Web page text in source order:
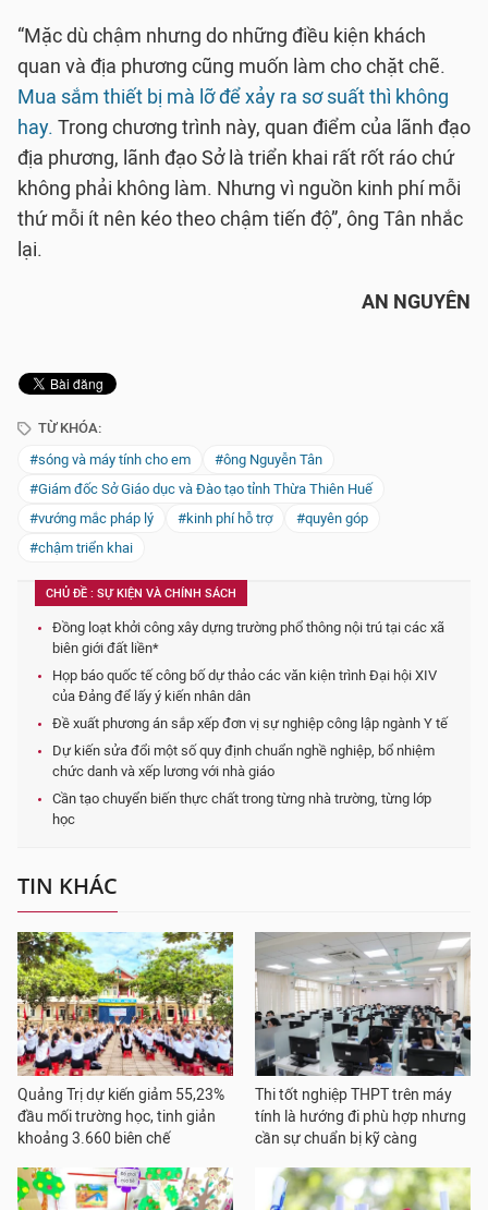
“Mặc dù chậm nhưng do những điều kiện khách
quan và địa phương cũng muốn làm cho chặt chẽ.
Mua sắm thiết bị mà lỡ để xảy ra sơ suất thì không
hay. Trong chương trình này, quan điểm của lãnh đạo
địa phương, lãnh đạo Sở là triển khai rất rốt ráo chứ
không phải không làm. Nhưng vì nguồn kinh phí mỗi
thứ mỗi ít nên kéo theo chậm tiến độ”, ông Tân nhắc
lại.
AN NGUYÊN
TỪ KHÓA:
#sóng và máy tính cho em
#ông Nguyễn Tân
#Giám đốc Sở Giáo dục và Đào tạo tỉnh Thừa Thiên Huế
#vướng mắc pháp lý
#kinh phí hỗ trợ
#quyên góp
#chậm triển khai
CHỦ ĐỀ : SỰ KIỆN VÀ CHÍNH SÁCH
Đồng loạt khởi công xây dựng trường phổ thông nội trú tại các xã
biên giới đất liền*
Họp báo quốc tế công bố dự thảo các văn kiện trình Đại hội XIV
của Đảng để lấy ý kiến nhân dân
Đề xuất phương án sắp xếp đơn vị sự nghiệp công lập ngành Y tế
Dự kiến sửa đổi một số quy định chuẩn nghề nghiệp, bổ nhiệm
chức danh và xếp lương với nhà giáo
Cần tạo chuyển biến thực chất trong từng nhà trường, từng lớp
học
TIN KHÁC
Quảng Trị dự kiến giảm 55,23%
đầu mối trường học, tinh giản
khoảng 3.660 biên chế
Thi tốt nghiệp THPT trên máy
tính là hướng đi phù hợp nhưng
cần sự chuẩn bị kỹ càng